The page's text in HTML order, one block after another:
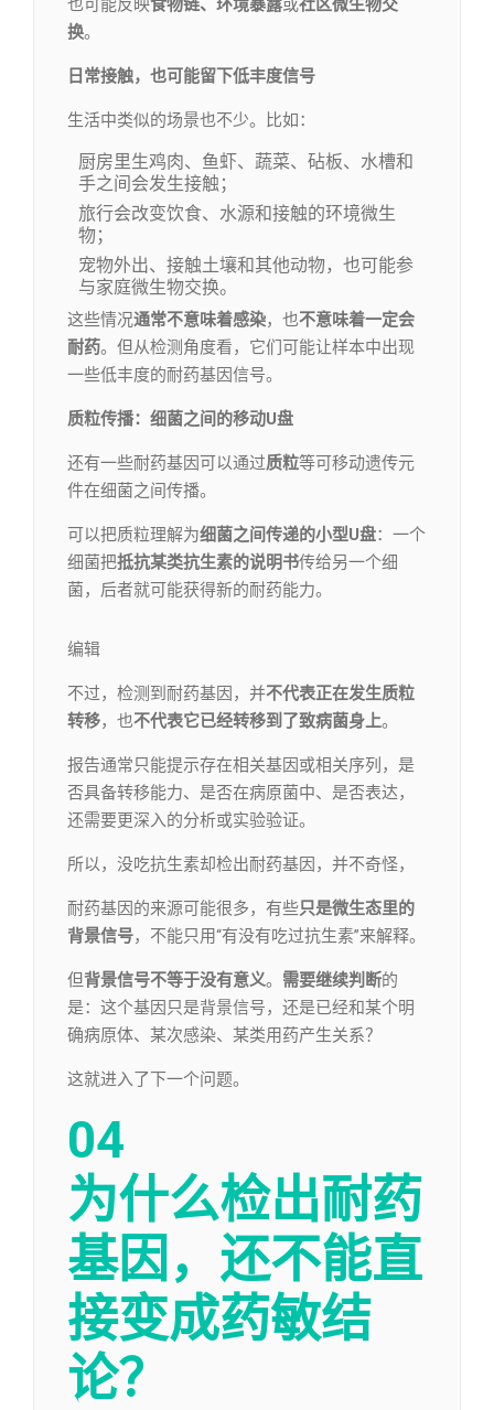
也可能反映食物链、环境暴露或社区微生物交
换。
日常接触，也可能留下低丰度信号
生活中类似的场景也不少。比如：
厨房里生鸡肉、鱼虾、蔬菜、砧板、水槽和
手之间会发生接触；
旅行会改变饮食、水源和接触的环境微生
物；
宠物外出、接触土壤和其他动物，也可能参
与家庭微生物交换。
这些情况通常不意味着感染，也不意味着一定会
耐药。但从检测角度看，它们可能让样本中出现
一些低丰度的耐药基因信号。
质粒传播：细菌之间的移动U盘
还有一些耐药基因可以通过质粒等可移动遗传元
件在细菌之间传播。
可以把质粒理解为细菌之间传递的小型U盘：一个
细菌把抵抗某类抗生素的说明书传给另一个细
菌，后者就可能获得新的耐药能力。
编辑​
不过，检测到耐药基因，并不代表正在发生质粒
转移，也不代表它已经转移到了致病菌身上。
报告通常只能提示存在相关基因或相关序列，是
否具备转移能力、是否在病原菌中、是否表达，
还需要更深入的分析或实验验证。
所以，没吃抗生素却检出耐药基因，并不奇怪，
耐药基因的来源可能很多，有些只是微生态里的
背景信号，不能只用“有没有吃过抗生素”来解释。
但背景信号不等于没有意义。 需要继续判断的
是：这个基因只是背景信号，还是已经和某个明
确病原体、某次感染、某类用药产生关系？
这就进入了下一个问题。
04
为什么检出耐药
基因， 还不能直
接变成药敏结
论？